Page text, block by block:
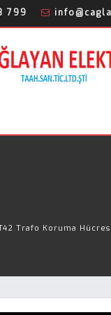
799
Trafo Koruma